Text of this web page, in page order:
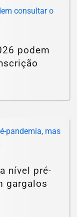
podem
nível pré-
gargalos